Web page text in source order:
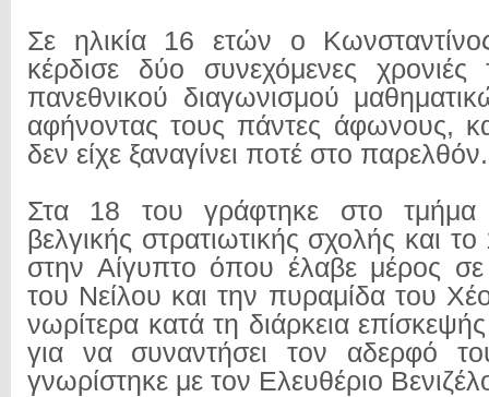
Σε ηλικία 16 ετών ο
κέρδισε δύο συνεχόμενες
πανεθνικού διαγωνισμού
αφήνοντας τους πάντες άφωνους,
δεν είχε ξαναγίνει ποτέ στο παρελθόν.
Στα 18 του γράφτηκε στο τμήμα
βελγικής στρατιωτικής σχολής και
στην Αίγυπτο όπου έλαβε μέρος σε
του Νείλου και την πυραμίδα του
νωρίτερα κατά τη διάρκεια
για να συναντήσει τον αδερφό
γνωρίστηκε με τον Ελευθέριο